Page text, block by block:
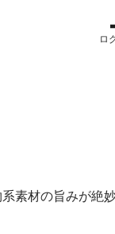
ロ
素材の旨みが絶